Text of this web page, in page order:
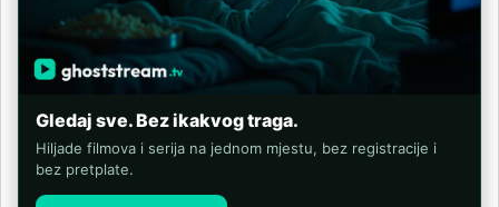
Gledaj sve. Bez ikakvog traga.
Hiljade filmova i serija na jednom mjestu, bez registracije i
bez pretplate.